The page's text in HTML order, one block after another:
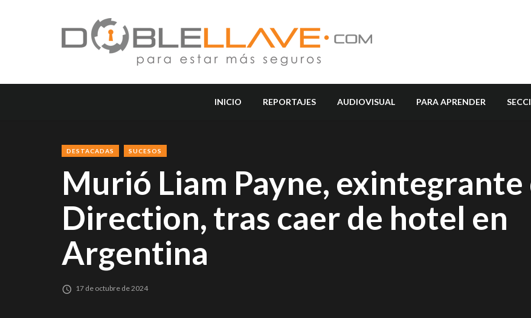
INICIO REPORTAJES AUDIOVISUAL PARA APRENDER
DESTACADAS SUCESOS
Murió Liam Payne, exintegrante
Direction, tras caer de hotel en
Argentina
17 de octubre de 2024